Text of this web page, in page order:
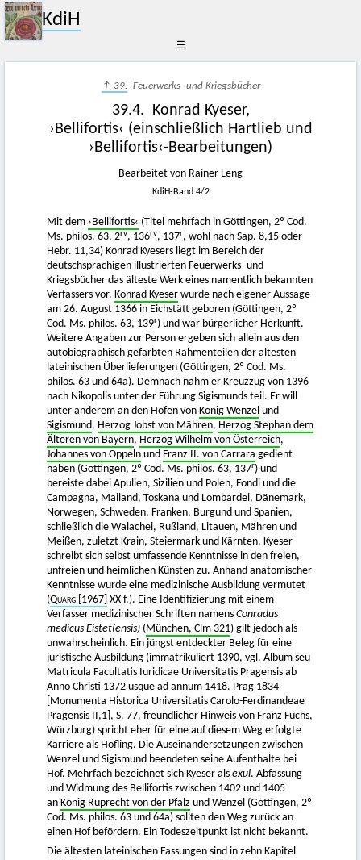
KdiH
☰
↑ 39. Feuerwerks- und Kriegsbücher
39.4. Konrad Kyeser,
›Bellifortis‹ (einschließlich Hartlieb und
›Bellifortis‹-Bearbeitungen)
Bearbeitet von Rainer Leng
KdiH-Band 4/2
Mit dem ›Bellifortis‹ (Titel mehrfach in Göttingen, 2º Cod.
Ms. philos. 63, 2rv, 136rv, 137r, wohl nach Sap. 8,15 oder
Hebr. 11,34) Konrad Kyesers liegt im Bereich der
deutschsprachigen illustrierten Feuerwerks- und
Kriegsbücher das älteste Werk eines namentlich bekannten
Verfassers vor. Konrad Kyeser wurde nach eigener Aussage
am 26. August 1366 in Eichstätt geboren (Göttingen, 2º
Cod. Ms. philos. 63, 139r) und war bürgerlicher Herkunft.
Weitere Angaben zur Person ergeben sich allein aus den
autobiographisch gefärbten Rahmenteilen der ältesten
lateinischen Überlieferungen (Göttingen, 2º Cod. Ms.
philos. 63 und 64a). Demnach nahm er Kreuzzug von 1396
nach Nikopolis unter der Führung Sigismunds teil. Er will
unter anderem an den Höfen von König Wenzel und
Sigismund, Herzog Jobst von Mähren, Herzog Stephan dem
Älteren von Bayern, Herzog Wilhelm von Österreich,
Johannes von Oppeln und Franz II. von Carrara gedient
haben (Göttingen, 2º Cod. Ms. philos. 63, 137r) und
bereiste dabei Apulien, Sizilien und Polen, Fondi und die
Campagna, Mailand, Toskana und Lombardei, Dänemark,
Norwegen, Schweden, Franken, Burgund und Spanien,
schließlich die Walachei, Rußland, Litauen, Mähren und
Meißen, zuletzt Krain, Steiermark und Kärnten. Kyeser
schreibt sich selbst umfassende Kenntnisse in den freien,
unfreien und heimlichen Künsten zu. Anhand anatomischer
Kenntnisse wurde eine medizinische Ausbildung vermutet
(Quarg [1967] XX f.). Eine Identifizierung mit einem
Verfasser medizinischer Schriften namens Conradus
medicus Eistet(ensis) (München, Clm 321) gilt jedoch als
unwahrscheinlich. Ein jüngst entdeckter Beleg für eine
juristische Ausbildung (immatrikuliert 1390, vgl. Album seu
Matricula Facultatis Iuridicae Universitatis Pragensis ab
Anno Christi 1372 usque ad annum 1418. Prag 1834
[Monumenta Historica Universitatis Carolo-Ferdinandeae
Pragensis II,1], S. 77, freundlicher Hinweis von Franz Fuchs,
Würzburg) spricht eher für eine auf diesem Weg erfolgte
Karriere als Höfling. Die Auseinandersetzungen zwischen
Wenzel und Sigismund beendeten seine Aufenthalte bei
Hof. Mehrfach bezeichnet sich Kyeser als exul. Abfassung
und Widmung des Bellifortis zwischen 1402 und 1405
an König Ruprecht von der Pfalz und Wenzel (Göttingen, 2º
Cod. Ms. philos. 63 und 64a) sollten den Weg zurück an
einen Hof befördern. Ein Todeszeitpunkt ist nicht bekannt.
Die ältesten lateinischen Fassungen sind in zehn Kapitel